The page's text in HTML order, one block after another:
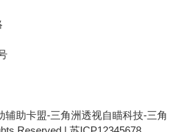
助卡盟-三角洲透视自瞄科技-三角